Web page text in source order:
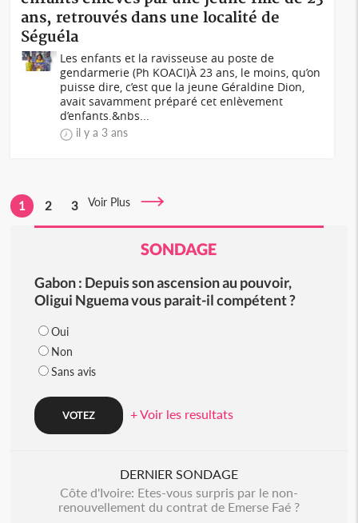
ans, retrouvés dans une localité de
Séguéla
Les enfants et la ravisseuse au poste de
gendarmerie (Ph KOACI)À 23 ans, le moins, qu’on
puisse dire, c’est que la jeune Géraldine Dion,
avait savamment préparé cet enlèvement
d’enfants.&nbs...
il y a 3 ans
1 2 3 Voir Plus
SONDAGE
Gabon : Depuis son ascension au pouvoir,
Oligui Nguema vous parait-il compétent ?
Oui
Non
Sans avis
+ Voir les resultats
DERNIER SONDAGE
Côte d'Ivoire: Etes-vous surpris par le non-
renouvellement du contrat de Emerse Faé ?